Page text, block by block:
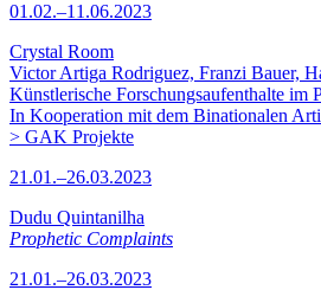
01.02.–11.06.2023
Crystal Room
Victor Artiga Rodriguez, Franzi Bauer,
Künstlerische Forschungsaufenthalte im
In Kooperation mit dem Binationalen
> GAK Projekte
21.01.–26.03.2023
Dudu Quintanilha
Prophetic Complaints
21.01.–26.03.2023